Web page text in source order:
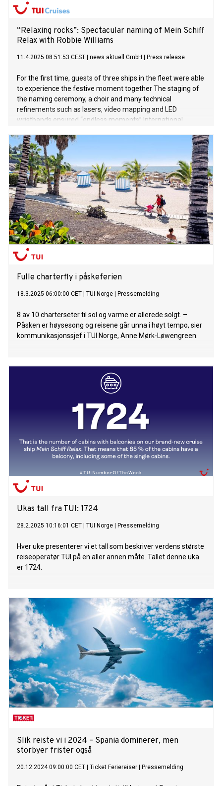
“Relaxing rocks”: Spectacular naming of Mein Schiff
Relax with Robbie Williams
11.4.2025 08:51:53 CEST news aktuell GmbH Press release
For the first time, guests of three ships in the fleet were able
to experience the festive moment together The staging of
the naming ceremony, a choir and many technical
refinements such as lasers, video mapping and LED
wristbands ensured “endless moments” International
Robbie Williams wows over 12,000 people with his concert
Three ships and a naming ceremony: unique and
unprecedented fleet get-together – Mein Schiff 5, Mein
Schiff 7 and Mein Schiff Relax in the port of Málaga
Fulle charterfly i påskeferien
18.3.2025 06:00:00 CET TUI Norge Pressemelding
8 av 10 charterseter til sol og varme er allerede solgt. –
Påsken er høysesong og reisene går unna i høyt tempo, sier
kommunikasjonssjef i TUI Norge, Anne Mørk-Løwengreen.
Ukas tall fra TUI: 1724
28.2.2025 10:16:01 CET TUI Norge Pressemelding
Hver uke presenterer vi et tall som beskriver verdens største
reiseoperatør TUI på en aller annen måte. Tallet denne uka
er 1724.
Slik reiste vi i 2024 – Spania dominerer, men
storbyer frister også
20.12.2024 09:00:00 CET Ticket Feriereiser Pressemelding